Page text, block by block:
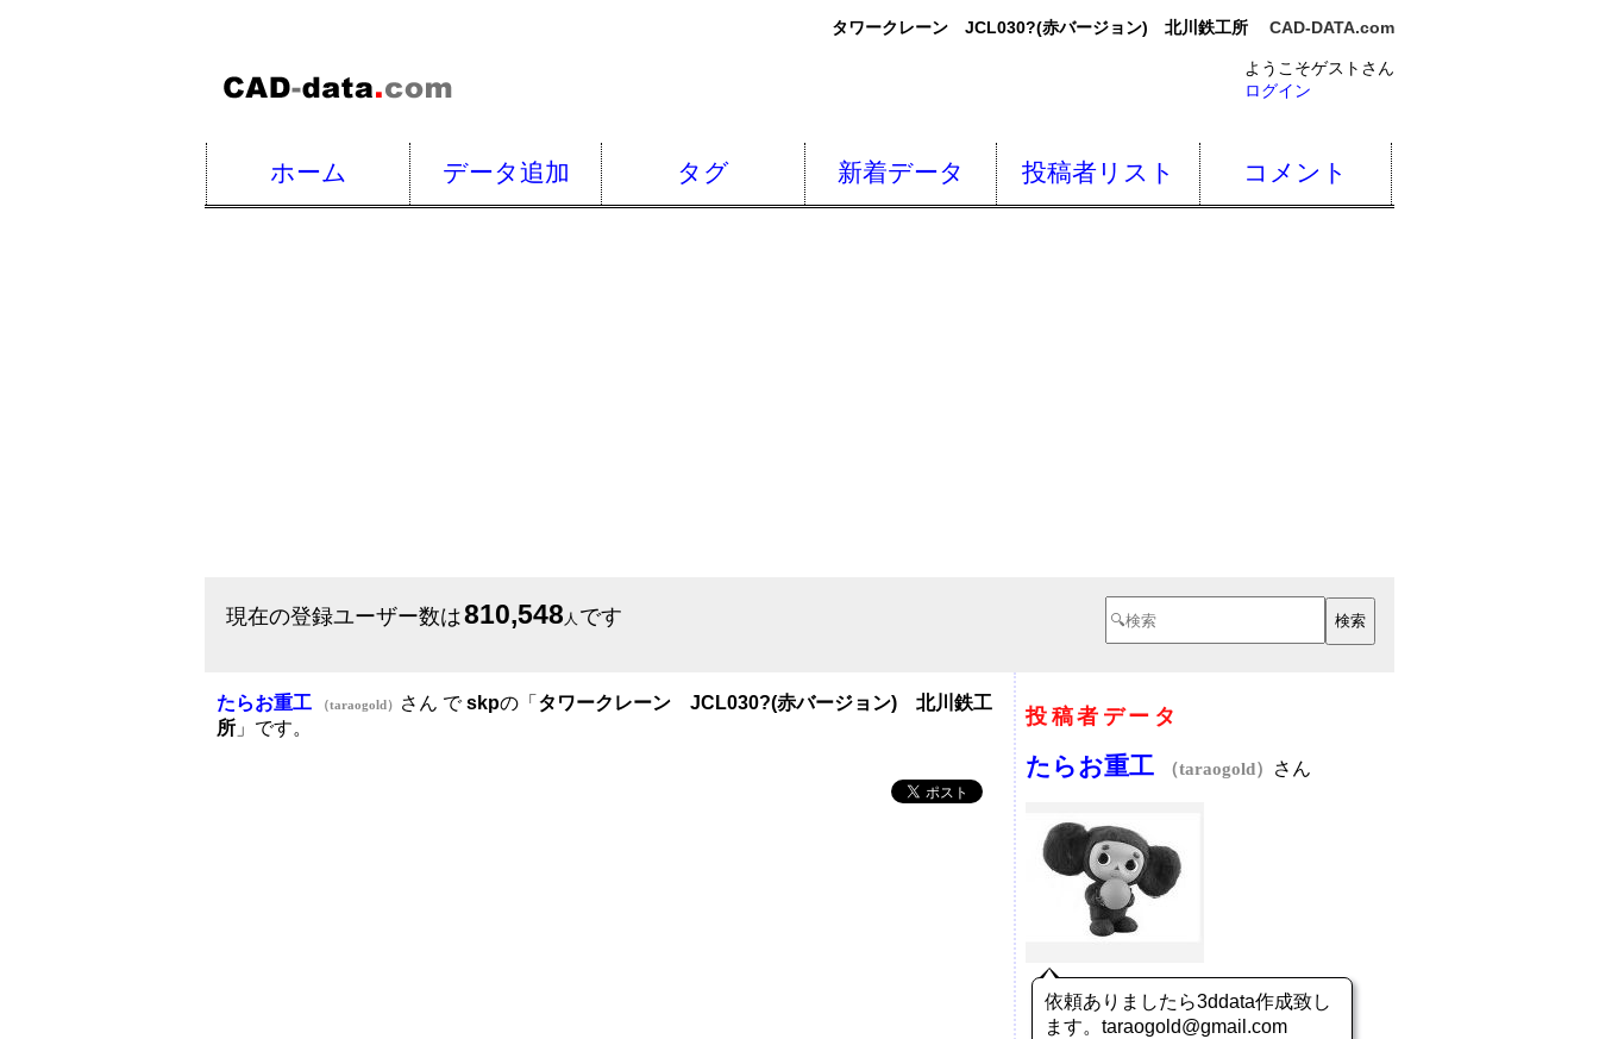
タワークレーン JCL030?(赤バージョン) 北川鉄工所 CAD-DATA.com
ようこそゲストさん
ログイン
ホーム データ追加 タグ 新着データ 投稿者リスト コメント
現在の登録ユーザー数は810,548 人 です
たらお重工 （taraogold） さん でskpの「 タワークレーン JCL030?(赤バージョン) 北川鉄工
所 」です。 投稿者データ
たらお重工 （taraogold） さん
依頼ありましたら3ddata作成致し
ます。taraogold@gmail.com